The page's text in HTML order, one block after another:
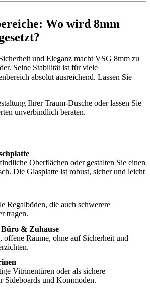
Wo wird 8mm
und Eleganz macht VSG 8mm zu
Seine Stabilität ist für viele
absolut ausreichend. Lassen Sie
Ihrer Traum-Dusche oder lassen Sie
unverbindlich beraten.
Oberflächen oder gestalten Sie einen
Die Glasplatte ist robust, sicher und leicht
Regalböden, die auch schwerere
tragen.
& Zuhause
offene Räume, ohne auf Sicherheit und
Vitrinentüren oder als sichere
Sideboards und Kommoden.